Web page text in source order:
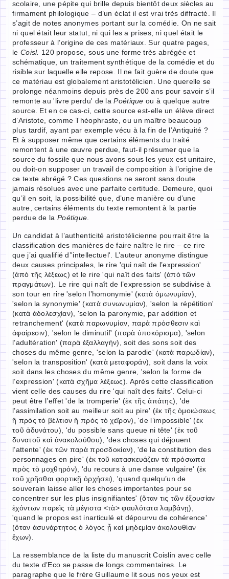
scolaire, une pépite qui brille depuis bientôt deux siècles au
firmament philologique – d’un éclat il est vrai très diffracté. Il
s’agit de notes anonymes portant sur la comédie. On ne sait
ni quel était leur statut, ni qui les a prises, ni quel était le
professeur à l’origine de ces matériaux. Sur quatre pages,
le Coisl. 120 propose, sous une forme très abrégée et
schématique, un traitement synthétique de la comédie et du
risible sur laquelle elle repose. Il ne fait guère de doute que
ce matériau est globalement aristotélicien. Une querelle se
prolonge néanmoins depuis près de 200 ans pour savoir s’il
remonte au 'livre perdu' de laPoétique ou à quelque autre
source. Et en ce cas-ci, cette source est-elle un élève direct
d’Aristote, comme Théophraste, ou un maître beaucoup
plus tardif, ayant par exemple vécu à la fin de l’Antiquité ?
Et à supposer même que certains éléments du traité
remontent à une œuvre perdue, faut-il présumer que la
source du fossile que nous avons sous les yeux est unitaire,
ou doit-on supposer un travail de composition à l’origine de
ce texte abrégé ? Ces questions ne seront sans doute
jamais résolues avec une parfaite certitude. Demeure, quoi
qu’il en soit, la possibilité que, d’une manière ou d’une
autre, certains éléments du texte remontent à la partie
perdue de la Poétique
Un candidat à l’authenticité aristotélicienne pourrait être la
classification des manières de faire naître le rire – ce rire
que j’ai qualifié d’'intellectuel'. L’auteur anonyme distingue
deux causes principales, le rire 'qui naît de l’expression'
(ἀπὸ τῆς λέξεως) et le rire 'qui naît des faits' (ἀπὸ τῶν
πραγμάτων). Le rire qui naît de l’expression se subdivise à
son tour en rire 'selon l’homonymie' (κατὰ ὁμωνυμίαν),
'selon la synonymie' (κατὰ συνωνυμίαν), 'selon la répétition'
(κατὰ ἀδολεσχίαν), 'selon la paronymie, par addition et
retranchement' (κατὰ παρωνυμίαν, παρὰ πρόσθεσιν καὶ
ἀφαίρεσιν), 'selon le diminutif' (παρὰ ὑποκόρισμα), 'selon
l’adultération' (παρὰ ἐξαλλαγήν), soit des sons soit des
choses du même genre, 'selon la parodie' (κατὰ παρῳδίαν),
'selon la transposition' (κατὰ μεταφοράν), soit dans la voix
soit dans les choses du même genre, 'selon la forme de
l’expression' (κατὰ σχῆμα λέξεως). Après cette classification
vient celle des causes du rire 'qui naît des faits'. Celui-ci
peut être l’effet 'de la tromperie' (ἐκ τῆς ἀπάτης), 'de
l’assimilation soit au meilleur soit au pire' (ἐκ τῆς ὁμοιώσεως
ἢ πρὸς τὸ βέλτιον ἢ πρὸς τὸ χεῖρον), 'de l’impossible' (ἐκ
τοῦ ἀδυνάτου), 'du possible sans queue ni tête' (ἐκ τοῦ
δυνατοῦ καὶ ἀνακολούθου), 'des choses qui déjouent
l’attente' (ἐκ τῶν παρὰ προσδοκίαν), 'de la constitution des
personnages en pire' (ἐκ τοῦ κατασκευάζειν τὰ πρόσωπα
πρὸς τὸ μοχθηρόν), 'du recours à une danse vulgaire' (ἐκ
τοῦ χρῆσθαι φορτικῇ ὀρχήσει), 'quand quelqu’un de
souverain laisse aller les choses importantes pour se
concentrer sur les plus insignifiantes' (ὅταν τις τῶν ἐξουσίαν
ἐχόντων παρεὶς τὰ μέγιστα <τὰ> φαυλότατα λαμβάνῃ),
'quand le propos est inarticulé et dépourvu de cohérence'
(ὅταν ἀσυνάρτητος ὁ λόγος ᾖ καὶ μηδεμίαν ἀκολουθίαν
ἔχων).
La ressemblance de la liste du manuscrit Coislin avec celle
du texte d’Eco se passe de longs commentaires. Le
paragraphe que le frère Guillaume lit sous nos yeux est